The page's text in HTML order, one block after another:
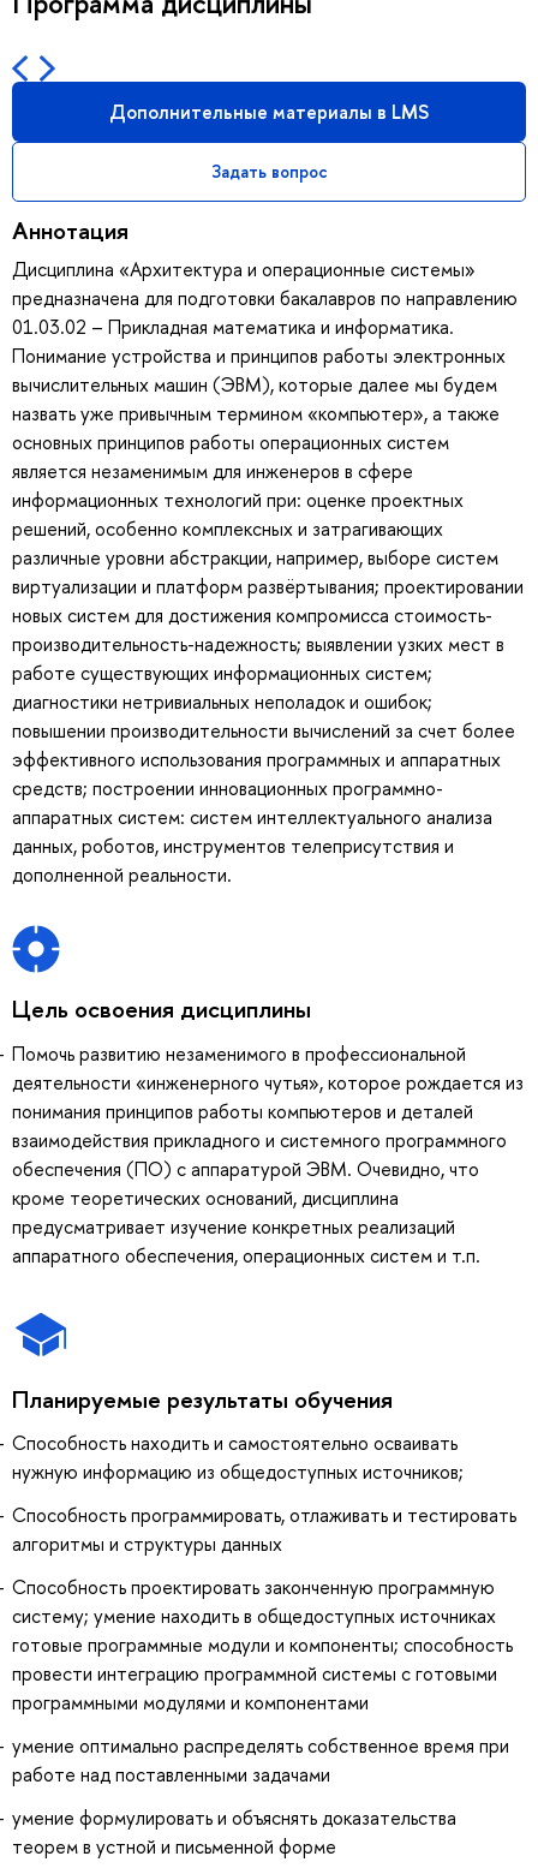
Дополнительные материалы в LMS
Задать вопрос
Аннотация
Дисциплина «Архитектура и операционные системы»
предназначена для подготовки бакалавров по направлению
01.03.02 – Прикладная математика и информатика.
Понимание устройства и принципов работы электронных
вычислительных машин (ЭВМ), которые далее мы будем
назвать уже привычным термином «компьютер», а также
основных принципов работы операционных систем
является незаменимым для инженеров в сфере
информационных технологий при: оценке проектных
решений, особенно комплексных и затрагивающих
различные уровни абстракции, например, выборе систем
виртуализации и платформ развёртывания; проектировании
новых систем для достижения компромисса стоимость-
производительность-надежность; выявлении узких мест в
работе существующих информационных систем;
диагностики нетривиальных неполадок и ошибок;
повышении производительности вычислений за счет более
эффективного использования программных и аппаратных
средств; построении инновационных программно-
аппаратных систем: систем интеллектуального анализа
данных, роботов, инструментов телеприсутствия и
дополненной реальности.
Цель освоения дисциплины
Помочь развитию незаменимого в профессиональной
деятельности «инженерного чутья», которое рождается из
понимания принципов работы компьютеров и деталей
взаимодействия прикладного и системного программного
обеспечения (ПО) с аппаратурой ЭВМ. Очевидно, что
кроме теоретических оснований, дисциплина
предусматривает изучение конкретных реализаций
аппаратного обеспечения, операционных систем и т.п.
Планируемые результаты обучения
Способность находить и самостоятельно осваивать
нужную информацию из общедоступных источников;
Способность программировать, отлаживать и тестировать
алгоритмы и структуры данных
Способность проектировать законченную программную
систему; умение находить в общедоступных источниках
готовые программные модули и компоненты; способность
провести интеграцию программной системы с готовыми
программными модулями и компонентами
умение оптимально распределять собственное время при
работе над поставленными задачами
умение формулировать и объяснять доказательства
теорем в устной и письменной форме